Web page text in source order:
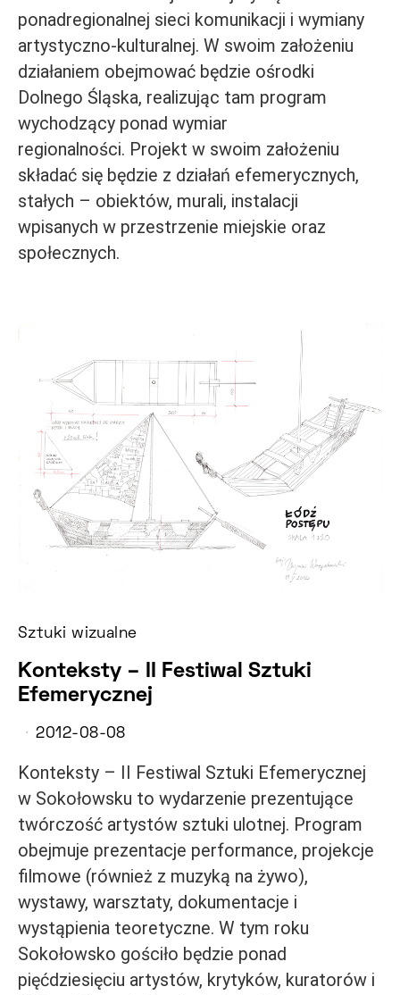
ponadregionalnej sieci komunikacji i wymiany
artystyczno-kulturalnej. W swoim założeniu
działaniem obejmować będzie ośrodki
Dolnego Śląska, realizując tam program
wychodzący ponad wymiar
regionalności. Projekt w swoim założeniu
składać się będzie z działań efemerycznych,
stałych – obiektów, murali, instalacji
wpisanych w przestrzenie miejskie oraz
społecznych.
Sztuki wizualne
Konteksty – II Festiwal Sztuki
Efemerycznej
2012-08-08
Konteksty – II Festiwal Sztuki Efemerycznej
w Sokołowsku to wydarzenie prezentujące
twórczość artystów sztuki ulotnej. Program
obejmuje prezentacje performance, projekcje
filmowe (również z muzyką na żywo),
wystawy, warsztaty, dokumentacje i
wystąpienia teoretyczne. W tym roku
Sokołowsko gościło będzie ponad
pięćdziesięciu artystów, krytyków, kuratorów i